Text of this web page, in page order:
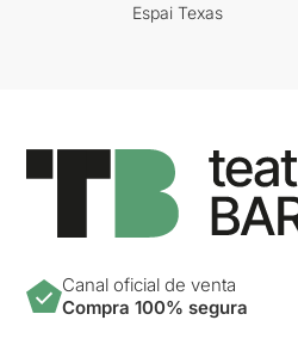
Espai Texas
Canal oficial de venta
Compra 100% segura